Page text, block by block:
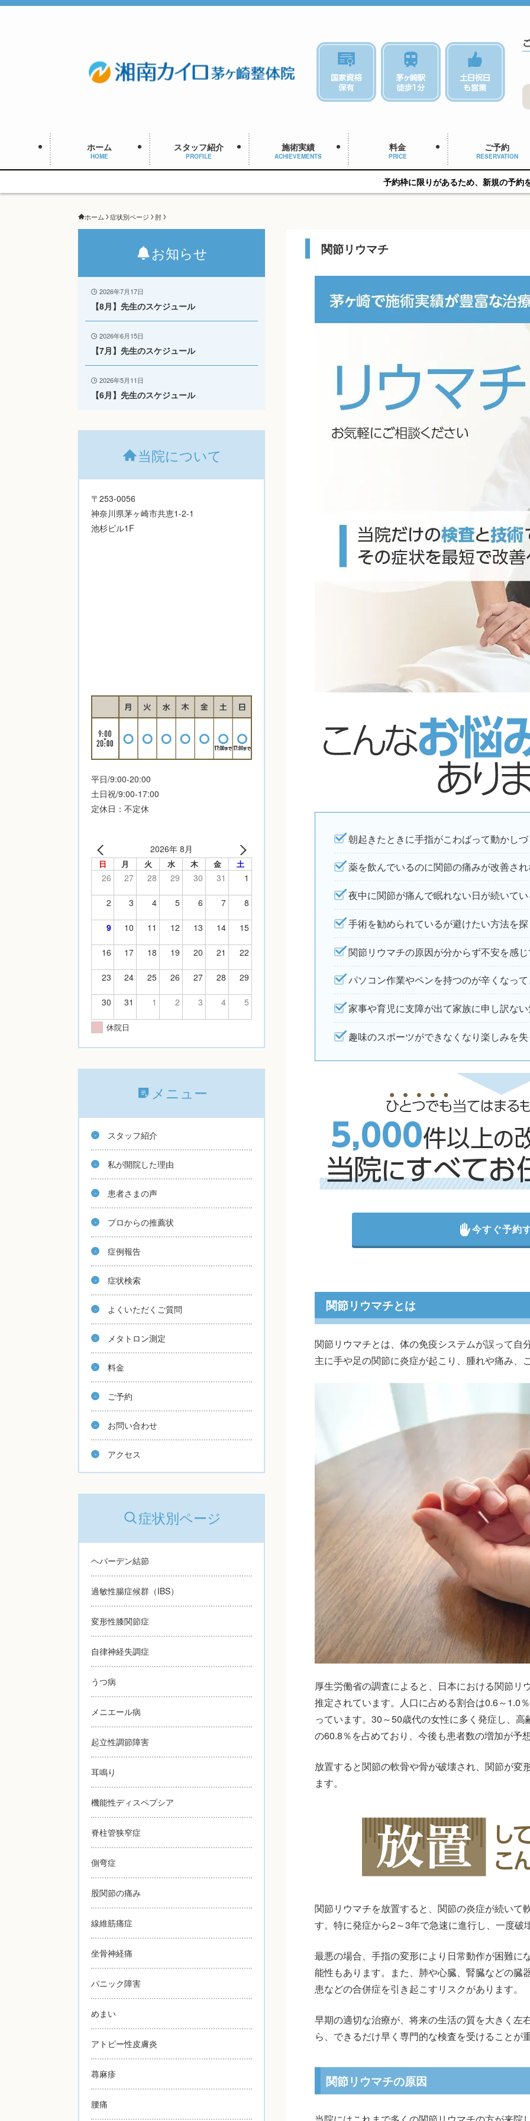
ホーム
HOME
スタッフ紹介
PROFILE
施術実績
ACHIEVEMENTS
料金
PRICE
ご予約
RESERVATION
予約枠に限りがあるため、新規の予約をご希望の方はお早めに
ホーム 症状別ページ 肘
関節リウマチ
朝起きたときに手指がこわばって動かし
薬を飲んでいるのに関節の痛みが改善さ
夜中に関節が痛んで眠れない日が続いて
手術を勧められているが避けたい方法を
関節リウマチの原因が分からず不安を感
パソコン作業やペンを持つのが辛くなっ
家事や育児に支障が出て家族に申し訳な
趣味のスポーツができなくなり楽しみを
今すぐ予約
関節リウマチとは
関節リウマチとは、体の免疫システムが誤って自
主に手や足の関節に炎症が起こり、腫れや痛み、
厚生労働省の調査によると、日本における関節リ
推定されています。人口に占める割合は0.6～1.0
っています。30～50歳代の女性に多く発症し、
の60.8％を占めており、今後も患者数の増加が予
放置すると関節の軟骨や骨が破壊され、関節が変
ます。
関節リウマチを放置すると、関節の炎症が続いて
す。特に発症から2～3年で急速に進行し、一度破
最悪の場合、手指の変形により日常動作が困難に
能性もあります。また、肺や心臓、腎臓などの臓
患などの合併症を引き起こすリスクがあります。
早期の適切な治療が、将来の生活の質を大きく左
ら、できるだけ早く専門的な検査を受けることが
関節リウマチの原因
お知らせ
2026年7月17日
【8月】先生のスケジュール
2026年6月15日
【7月】先生のスケジュール
2026年5月11日
【6月】先生のスケジュール
当院について
〒253-0056
神奈川県茅ヶ崎市共恵1-2-1
池杉ビル1F
平日/9:00-20:00
土日祝/9:00-17:00
定休日：不定休
2026年 8月
日 月 火 水 木 金 土
26 27 28 29 30 31 1
2 3 4 5 6 7 8
9 10 11 12 13 14 15
16 17 18 19 20 21 22
23 24 25 26 27 28 29
30 31 1 2 3 4 5
休院日
メニュー
スタッフ紹介
私が開院した理由
患者さまの声
プロからの推薦状
症例報告
症状検索
よくいただくご質問
メタトロン測定
料金
ご予約
お問い合わせ
アクセス
症状別ページ
ヘバーデン結節
過敏性腸症候群（IBS）
変形性膝関節症
自律神経失調症
うつ病
メニエール病
起立性調節障害
耳鳴り
機能性ディスペプシア
脊柱管狭窄症
側弯症
股関節の痛み
線維筋痛症
坐骨神経痛
パニック障害
めまい
アトピー性皮膚炎
蕁麻疹
腰痛